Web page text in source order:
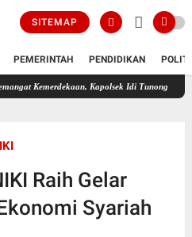
SITEMAP
PEMERINTAH PENDIDIKAN
Kapolsek Idi Tunong Bagikan Bendera
Raih Gelar
Syariah